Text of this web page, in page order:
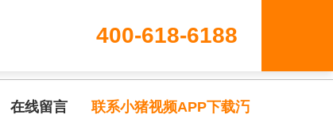
400-618-6188
在线留言 联系小猪视频APP下载汅